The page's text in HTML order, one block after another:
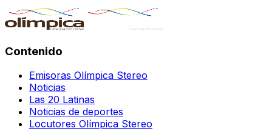
Contenido
Emisoras Olímpica Stereo
Noticias
Las 20 Latinas
Noticias de deportes
Locutores Olímpica Stereo